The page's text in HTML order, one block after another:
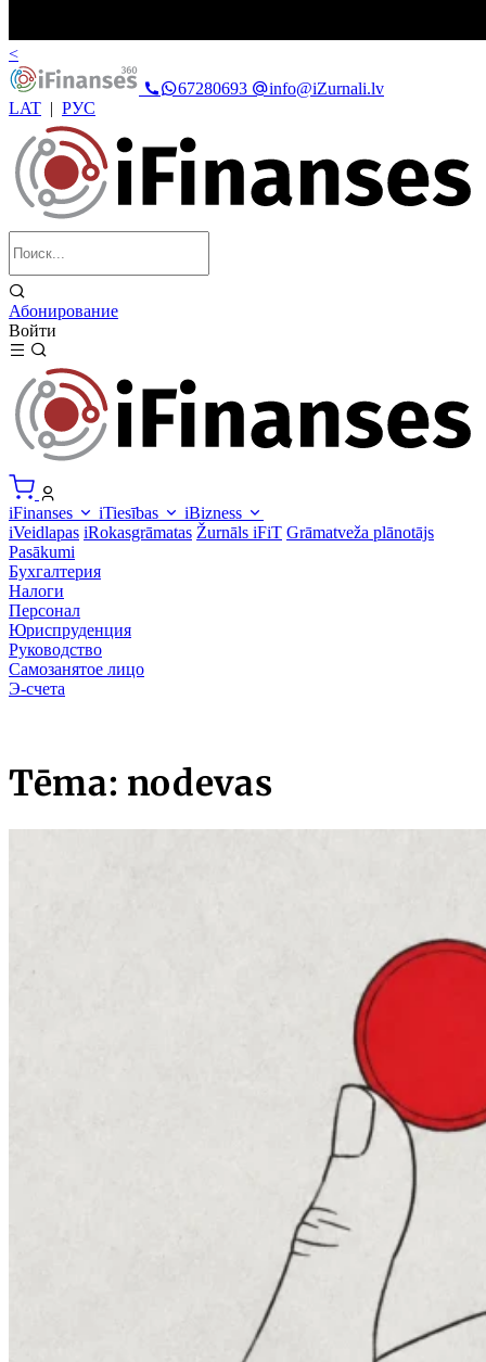
<
67280693
info@iZurnali.lv
LAT | РУС
Абонирование
Войти
iFinanses iTiesības
iBizness
iVeidlapas iRokasgrāmatas Žurnāls iFiT Grāmatveža plānotājs
Pasākumi
Бухгалтерия
Налоги
Персонал
Юриспруденция
Руководство
Самозанятое лицо
Э-счета
Tēma: nodevas